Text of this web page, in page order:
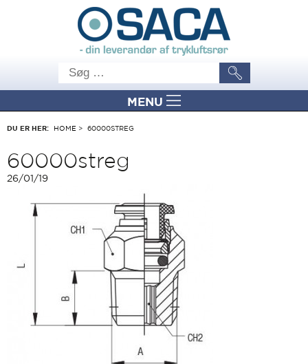
MENU
DU ER HER: HOME > 60000STREG
60000streg
26/01/19